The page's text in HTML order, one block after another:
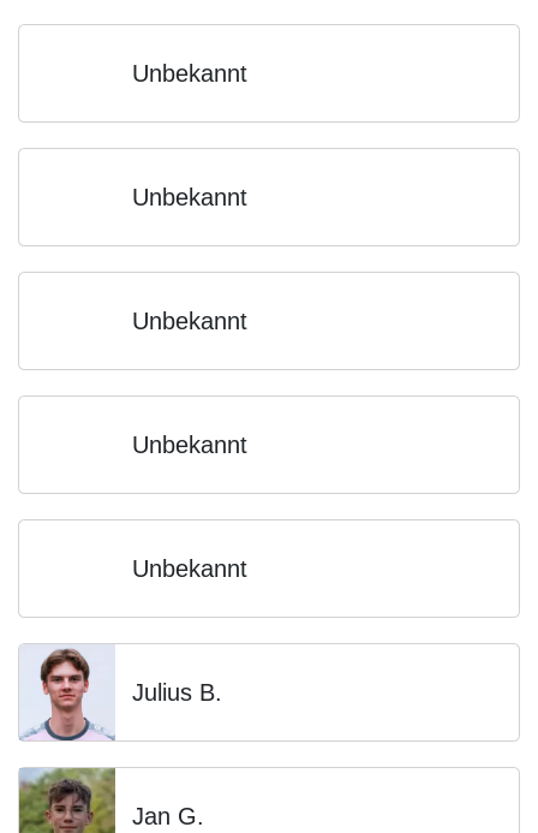
Unbekannt
Unbekannt
Unbekannt
Unbekannt
Unbekannt
Julius B.
Jan G.